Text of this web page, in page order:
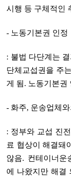
시행 등 구체적인
- 노동기본권 인정
: 불법 다단계는
단체교섭권을 주
게 됨. 노동기본권
- 화주, 운송업체
: 정부와 교섭 진
료 협상이 해결돼
않음. 컨테이너운
에 나왔지만 해결